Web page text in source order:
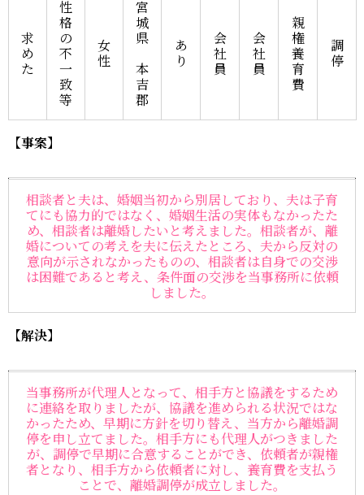
求
め
た
性
格
の
不
一
致
等
女
性
宮
城
県
本
吉
郡
あ
り
会
社
員
会
社
員
親
権
養
育
費
調
停
【事案】
相談者と夫は、婚姻当初から別居しており、夫は子育
てにも協力的ではなく、婚姻生活の実体もなかったた
め、相談者は離婚したいと考えました。相談者が、離
婚についての考えを夫に伝えたところ、夫から反対の
意向が示されなかったものの、相談者は自身での交渉
は困難であると考え、条件面の交渉を当事務所に依頼
しました。
【解決】
当事務所が代理人となって、相手方と協議をするため
に連絡を取りましたが、協議を進められる状況ではな
かったため、早期に方針を切り替え、当方から離婚調
停を申し立てました。相手方にも代理人がつきました
が、調停で早期に合意することができ、依頼者が親権
者となり、相手方から依頼者に対し、養育費を支払う
ことで、離婚調停が成立しました。